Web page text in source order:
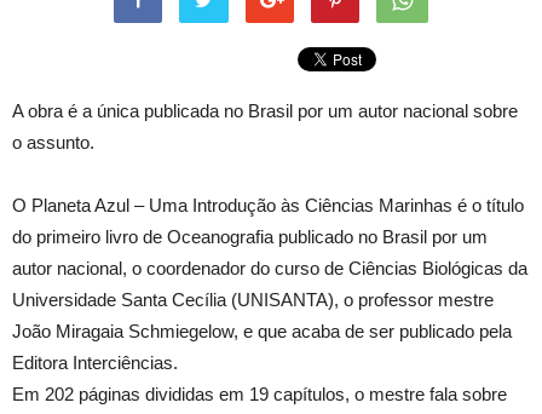
A obra é a única publicada no Brasil por um autor nacional sobre
o assunto.
O Planeta Azul – Uma Introdução às Ciências Marinhas é o título
do primeiro livro de Oceanografia publicado no Brasil por um
autor nacional, o coordenador do curso de Ciências Biológicas da
Universidade Santa Cecília (UNISANTA), o professor mestre
João Miragaia Schmiegelow, e que acaba de ser publicado pela
Editora Interciências.
Em 202 páginas divididas em 19 capítulos, o mestre fala sobre